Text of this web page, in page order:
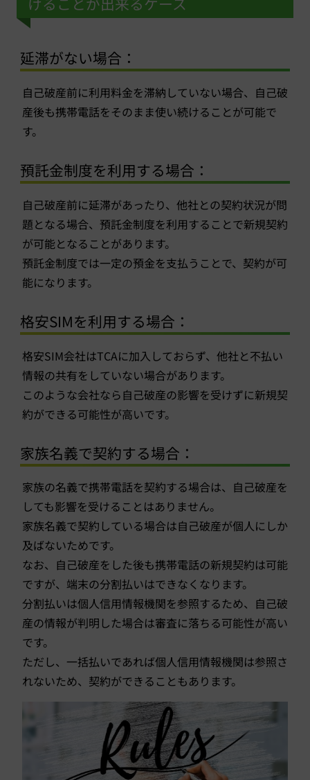
延滞がない場合：
自己破産前に利用料金を滞納していない場合、自己破
産後も携帯電話をそのまま使い続けることが可能で
す。
預託金制度を利用する場合：
自己破産前に延滞があったり、他社との契約状況が問
題となる場合、預託金制度を利用することで新規契約
が可能となることがあります。
預託金制度では一定の預金を支払うことで、契約が可
能になります。
格安SIMを利用する場合：
格安SIM会社はTCAに加入しておらず、他社と不払い
情報の共有をしていない場合があります。
このような会社なら自己破産の影響を受けずに新規契
約ができる可能性が高いです。
家族名義で契約する場合：
家族の名義で携帯電話を契約する場合は、自己破産を
しても影響を受けることはありません。
家族名義で契約している場合は自己破産が個人にしか
及ばないためです。
なお、自己破産をした後も携帯電話の新規契約は可能
ですが、端末の分割払いはできなくなります。
分割払いは個人信用情報機関を参照するため、自己破
産の情報が判明した場合は審査に落ちる可能性が高い
です。
ただし、一括払いであれば個人信用情報機関は参照さ
れないため、契約ができることもあります。